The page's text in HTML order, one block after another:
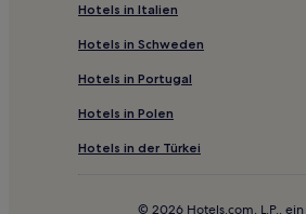
Cao Hotels
Günstige in Qufu
Familien in Jining
Hotels in Italien
Hotels in Schweden
Hotels in Portugal
Hotels in Polen
Hotels in der Türkei
© 2026 Hotels.com, L.P.,